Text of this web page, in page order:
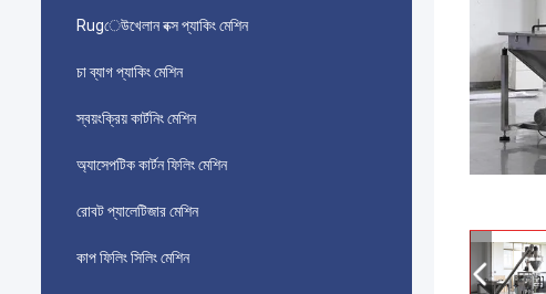
Rugেউখেলান বক্স প্যাকিং মেশিন
চা ব্যাগ প্যাকিং মেশিন
স্বয়ংক্রিয় কার্টনিং মেশিন
অ্যাসেপটিক কার্টন ফিলিং মেশিন
রোবট প্যালেটিজার মেশিন
কাপ ফিলিং সিলিং মেশিন